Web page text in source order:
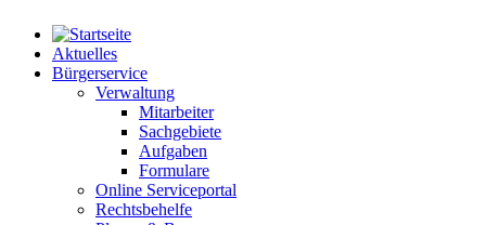
Aktuelles
Bürgerservice
Verwaltung
Mitarbeiter
Sachgebiete
Aufgaben
Formulare
Online Serviceportal
Rechtsbehelfe